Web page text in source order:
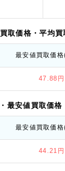
買取価格 ・平均買
最安値買取価格
47.88円
・最安値買取価格
最安値買取価格
44.21円